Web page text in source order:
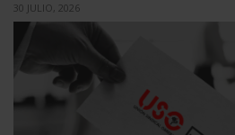
30 JULIO, 2026